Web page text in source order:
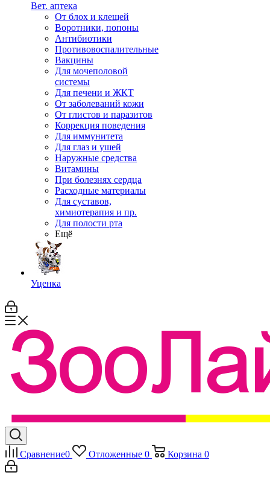
Вет. аптека
От блох и клещей
Воротники, попоны
Антибиотики
Противовоспалительные
Вакцины
Для мочеполовой
системы
Для печени и ЖКТ
От заболеваний кожи
От глистов и паразитов
Коррекция поведения
Для иммунитета
Для глаз и ушей
Наружные средства
Витамины
При болезнях сердца
Расходные материалы
Для суставов,
химиотерапия и пр.
Для полости рта
Ещё
Уценка
Сравнение0 Отложенные 0 Корзина 0